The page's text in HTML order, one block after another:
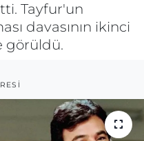
Tayfur'un
davasının ikinci
görüldü.